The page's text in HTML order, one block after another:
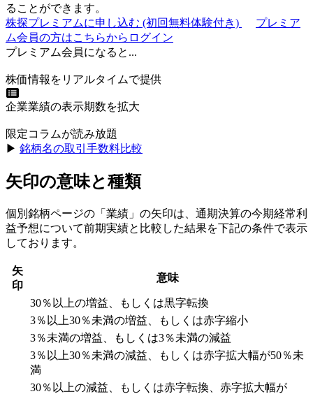
ることができます。
株探プレミアムに申し込む (初回無料体験付き)
プレミア
ム会員の方はこちらからログイン
プレミアム会員になると...
株価情報をリアルタイムで提供
企業業績の表示期数を拡大
限定コラムが読み放題
▶︎ 銘柄名の取引手数料比較
矢印の意味と種類
個別銘柄ページの「業績」の矢印は、通期決算の今期経常利
益予想について前期実績と比較した結果を下記の条件で表示
しております。
矢
印
意味
30％以上の増益、もしくは黒字転換
3％以上30％未満の増益、もしくは赤字縮小
3％未満の増益、もしくは3％未満の減益
3％以上30％未満の減益、もしくは赤字拡大幅が50％未
満
30％以上の減益、もしくは赤字転換、赤字拡大幅が